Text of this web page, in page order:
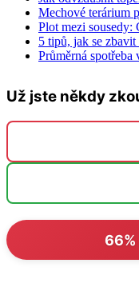
Mechové terárium
Plot mezi sousedy:
5 tipů, jak se
Průměrná
Už jste někdy
66%